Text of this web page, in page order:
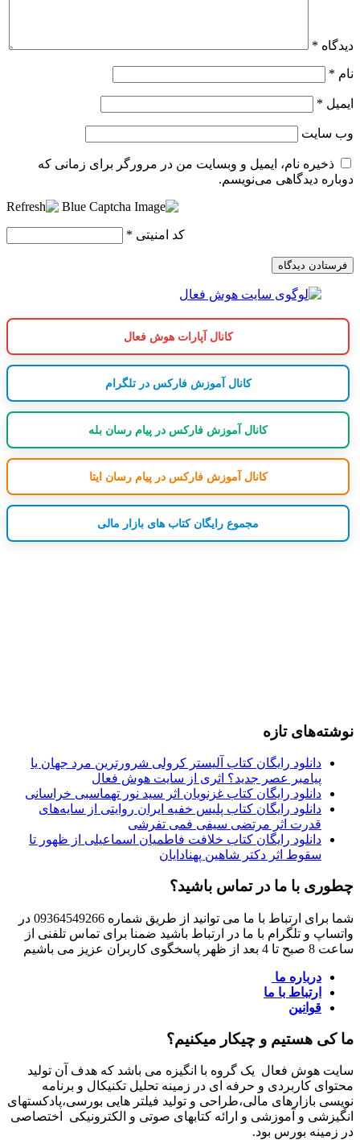
دیدگاه *
نام *
ایمیل *
وب‌ سایت
ذخیره نام، ایمیل و وبسایت من در مرورگر برای زمانی که
دوباره دیدگاهی می‌نویسم.
کد امنیتی *
کانال آپارات هوش فعال
کانال آموزش فارکس در تلگرام
کانال آموزش فارکس در پیام رسان بله
کانال آموزش فارکس در پیام رسان ایتا
مجموع رایگان کتاب های بازار مالی
نوشته‌های تازه
دانلود رایگان کتاب آلیستر کرولی شرورترین مرد جهان یا
پیامبر عصر جدید؟ اثری از سایت هوش فعال
دانلود رایگان کتاب غزنویان اثر سید نور تهماسبی خراسانی
دانلود رایگان کتاب پلیس خفیه ایران روایتی از سایه‌های
قدرت اثر مرتضی سیفی فمی تفرشی
دانلود رایگان کتاب خلافت فاطمیان اسماعیلی از ظهور تا
سقوط اثر دکتر شاهین پهنادایان
چطوری با ما در تماس باشید؟
شما برای ارتباط با ما می توانید از طریق شماره 09364549266 در
واتساپ و تلگرام با ما در ارتباط باشید ضمنا برای تماس تلفنی از
ساعت 8 صبح تا 4 بعد از ظهر پاسخگوی کاربران عزیز می باشیم
درباره ما
ارتباط با ما
قوانین
ما کی هستیم و چیکار میکنیم؟
سایت هوش فعال یک گروه با انگیزه می باشد که هدف آن تولید
محتوای کاربردی و حرفه ای در زمینه تحلیل تکنیکال و برنامه
نویسی بازارهای مالی،طراحی و تولید فیلتر هایی بورسی،پادکستهای
انگیزشی و آموزشی و ارائه کتابهای صوتی و الکترونیکی اختصاصی
در زمینه بورس بود.